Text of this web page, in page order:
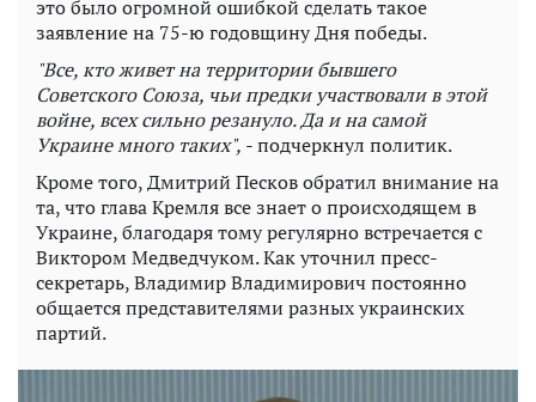
это было огромной ошибкой сделать такое
заявление на 75-ю годовщину Дня победы.
"Все, кто живет на территории бывшего
Советского Союза, чьи предки участвовали в этой
войне, всех сильно резануло. Да и на самой
Украине много таких", - подчеркнул политик.
Кроме того, Дмитрий Песков обратил внимание на
та, что глава Кремля все знает о происходящем в
Украине, благодаря тому регулярно встречается с
Виктором Медведчуком. Как уточнил пресс-
секретарь, Владимир Владимирович постоянно
общается представителями разных украинских
партий.